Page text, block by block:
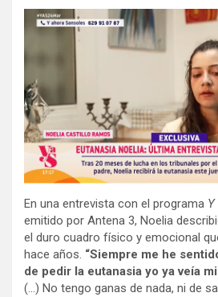
En una entrevista con el programa
emitido por Antena 3, Noelia
el duro cuadro físico y emocional
hace años. “Siempre me he
de pedir la eutanasia yo ya veía
(…) No tengo ganas de nada, ni de